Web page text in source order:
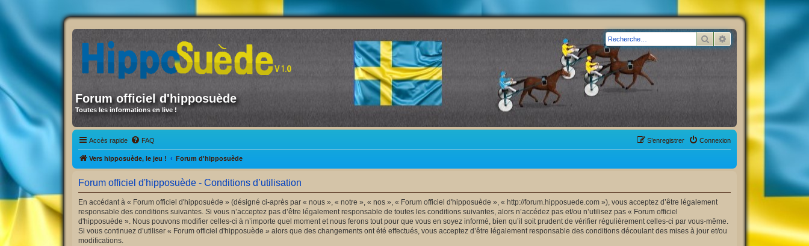
Forum officiel d'hipposuède
Toutes les informations en live !
Rechercher
Accès rapide FAQ Connexion
S’enregistrer
Vers hipposuède, le jeu ! Forum d'hipposuède
Forum officiel d'hipposuède - Conditions d’utilisation
En accédant à « Forum officiel d'hipposuède » (désigné ci-après par « nous », « notre », « nos », « Forum officiel d'hipposuède », « http://forum.hipposuede.com »), vous acceptez d’être légalement
responsable des conditions suivantes. Si vous n’acceptez pas d’être légalement responsable de toutes les conditions suivantes, alors n’accédez pas et/ou n’utilisez pas « Forum officiel
d'hipposuède ». Nous pouvons modifier celles-ci à n’importe quel moment et nous ferons tout pour que vous en soyez informé, bien qu’il soit prudent de vérifier régulièrement celles-ci par vous-même.
Si vous continuez d’utiliser « Forum officiel d'hipposuède » alors que des changements ont été effectués, vous acceptez d’être légalement responsable des conditions découlant des mises à jour et/ou
modifications.